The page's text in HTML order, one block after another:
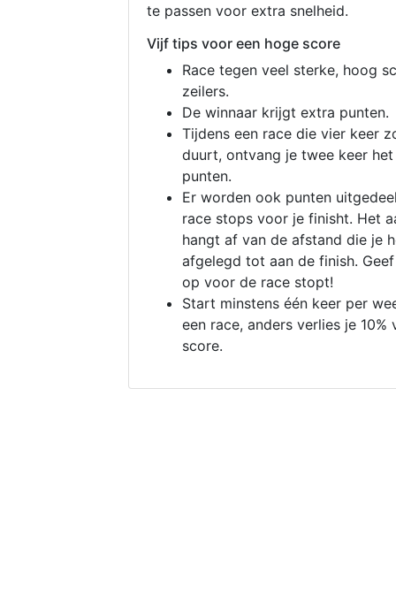
te passen voor extra snelheid.
Vijf tips voor een hoge score
Race tegen veel sterke, hoog
zeilers.
De winnaar krijgt extra punten.
Tijdens een race die vier keer
duurt, ontvang je twee keer
punten.
Er worden ook punten
race stops voor je finisht. Het
hangt af van de afstand die je
afgelegd tot aan de finish.
op voor de race stopt!
Start minstens één keer per
een race, anders verlies je 10%
score.